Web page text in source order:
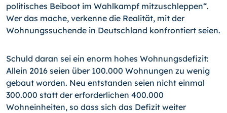
politisches Beiboot im Wahlkampf mitzuschleppen“.
Wer das mache, verkenne die Realität, mit der
Wohnungssuchende in Deutschland konfrontiert seien.
Schuld daran sei ein enorm hohes Wohnungsdefizit:
Allein 2016 seien über 100.000 Wohnungen zu wenig
gebaut worden. Neu entstanden seien nicht einmal
300.000 statt der erforderlichen 400.000
Wohneinheiten, so dass sich das Defizit weiter